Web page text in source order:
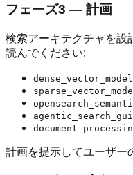
フェーズ3 — 計画
検索アーキテクチャを設
読んでください:
計画を提示してユーザー